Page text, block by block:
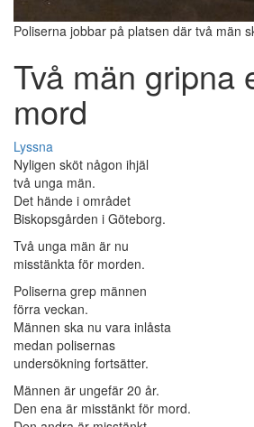
Poliserna jobbar på platsen där två män
Två män gripna
mord
Lyssna
Nyligen sköt någon ihjäl
två unga män.
Det hände i området
Biskopsgården i Göteborg.
Två unga män är nu
misstänkta för morden.
Poliserna grep männen
förra veckan.
Männen ska nu vara inlåsta
medan polisernas
undersökning fortsätter.
Männen är ungefär 20 år.
Den ena är misstänkt för mord.